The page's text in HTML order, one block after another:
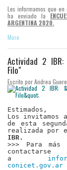
Les informamos que
ha enviado la
ARGENTINA 2020.
More
Actividad 2
Filo"
Escrito porAndrea
Estimados,
Los invitamos
de esta
realizada por
IBR.
>>> Para más
contactarse
a
conicet.gov.ar